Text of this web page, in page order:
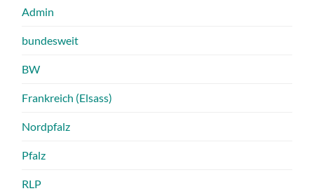
Admin
bundesweit
BW
Frankreich (Elsass)
Nordpfalz
Pfalz
RLP